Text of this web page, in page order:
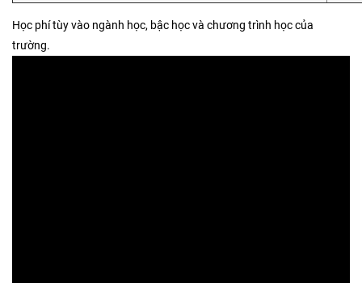
Học phí tùy vào ngành học, bậc học và chương trình học của
trường.